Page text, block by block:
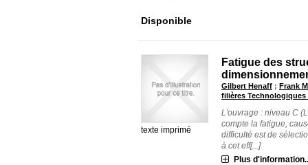
Disponible
texte imprimé
Fatigue des
Gilbert Henaff ;Frank
filières Technologiques
L'ouvrage : niveau C
compte la fatigue,
difficulté est de
à cet eff[...]
Plus